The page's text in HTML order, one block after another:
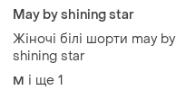
May by shining star
Жіночі білі шорти may by
shining star
M і ще 1